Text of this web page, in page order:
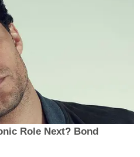
Role Next? Bond